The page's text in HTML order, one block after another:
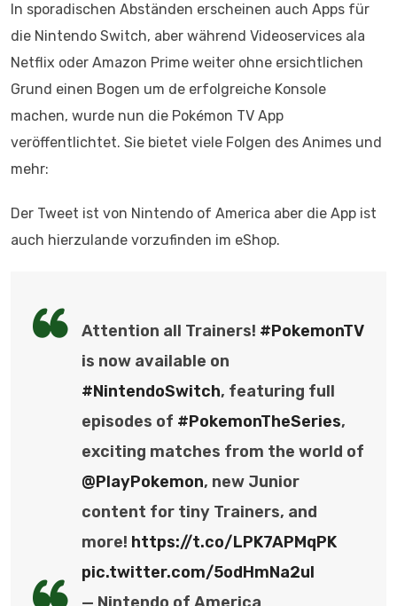
In sporadischen Abständen erscheinen auch Apps für
die Nintendo Switch, aber während Videoservices ala
Netflix oder Amazon Prime weiter ohne ersichtlichen
Grund einen Bogen um de erfolgreiche Konsole
machen, wurde nun die Pokémon TV App
veröffentlichtet. Sie bietet viele Folgen des Animes und
mehr:
Der Tweet ist von Nintendo of America aber die App ist
auch hierzulande vorzufinden im eShop.
Attention all Trainers! #PokemonTV
is now available on
#NintendoSwitch, featuring full
episodes of #PokemonTheSeries,
exciting matches from the world of
@PlayPokemon, new Junior
content for tiny Trainers, and
more! https://t.co/LPK7APMqPK
pic.twitter.com/5odHmNa2uI